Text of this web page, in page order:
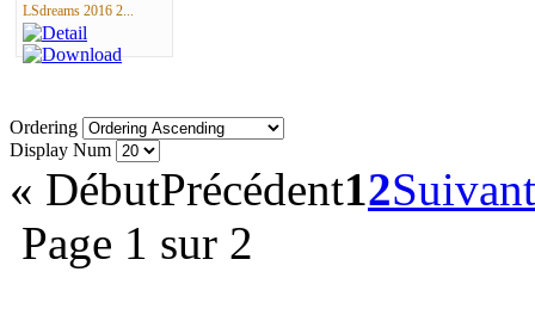
LSdreams 2016 2...
Ordering
Display Num
« DébutPrécédent12Suivant
Page 1 sur 2